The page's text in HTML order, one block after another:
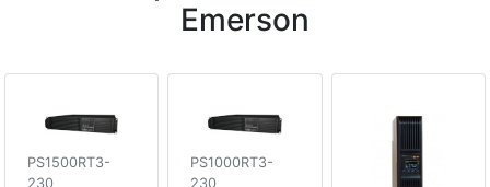
Emerson
PS1500RT3-
230
PS1000RT3-
230